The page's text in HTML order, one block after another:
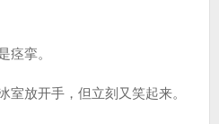
挛。
放开手，但立刻又笑起来。